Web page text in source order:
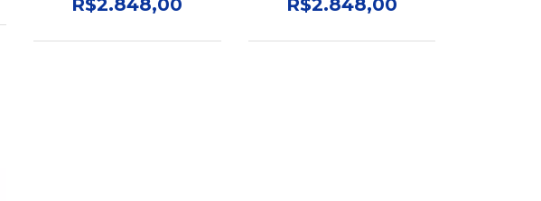
R$2.848,00
SEMINOVO
R$2.848,00